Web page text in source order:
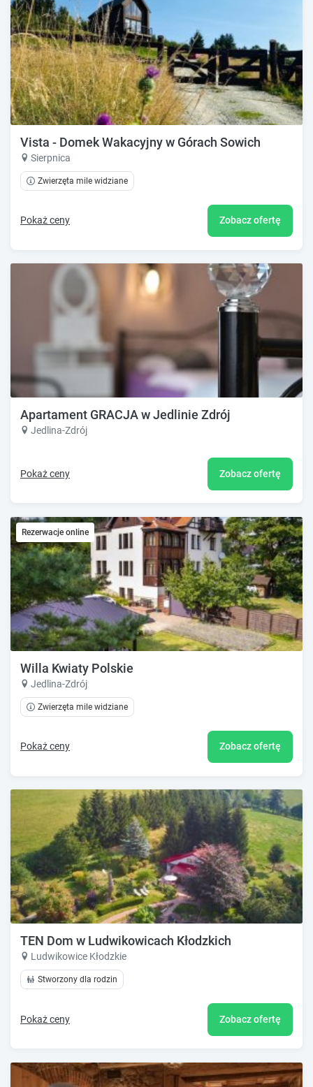
Vista - Domek Wakacyjny w Górach Sowich
Sierpnica
Zwierzęta mile widziane
Pokaż ceny Zobacz ofertę
Apartament GRACJA w Jedlinie Zdrój
Jedlina-Zdrój
Pokaż ceny Zobacz ofertę
Rezerwacje online
Willa Kwiaty Polskie
Jedlina-Zdrój
Zwierzęta mile widziane
Pokaż ceny Zobacz ofertę
TEN Dom w Ludwikowicach Kłodzkich
Ludwikowice Kłodzkie
Stworzony dla rodzin
Pokaż ceny Zobacz ofertę